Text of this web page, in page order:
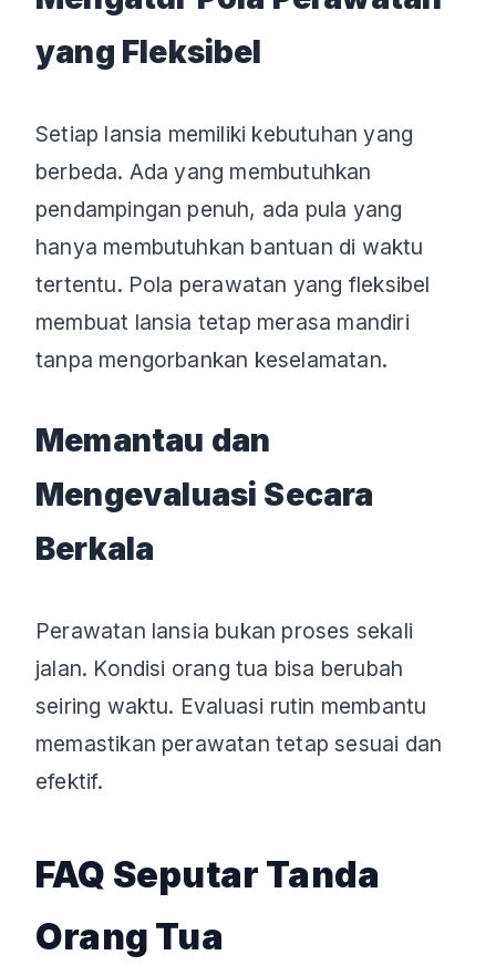
yang Fleksibel
Setiap lansia memiliki kebutuhan yang
berbeda. Ada yang membutuhkan
pendampingan penuh, ada pula yang
hanya membutuhkan bantuan di waktu
tertentu. Pola perawatan yang fleksibel
membuat lansia tetap merasa mandiri
tanpa mengorbankan keselamatan.
Memantau dan
Mengevaluasi Secara
Berkala
Perawatan lansia bukan proses sekali
jalan. Kondisi orang tua bisa berubah
seiring waktu. Evaluasi rutin membantu
memastikan perawatan tetap sesuai dan
efektif.
FAQ Seputar Tanda
Orang Tua